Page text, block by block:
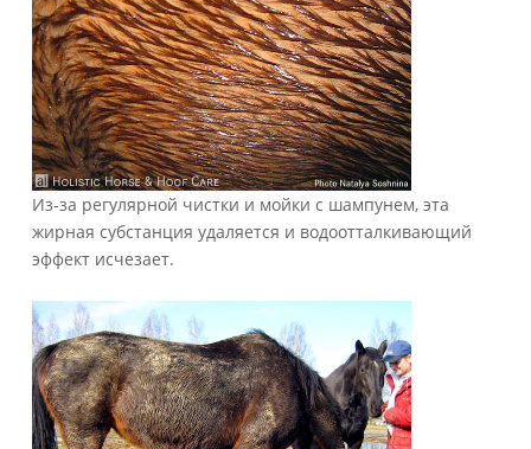
Из-за регулярной чистки и мойки с шампунем, эта
жирная субстанция удаляется и водоотталкивающий
эффект исчезает.